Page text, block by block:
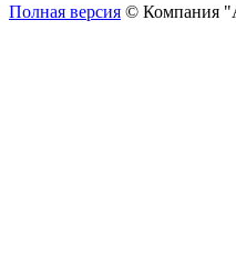
Полная версия © Компания